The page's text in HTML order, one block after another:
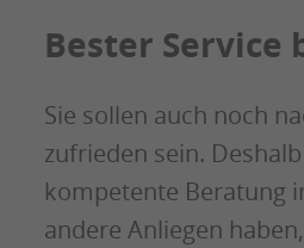
Bester Service
Sie sollen auch noch
zufrieden sein.
kompetente Beratung
andere Anliegen